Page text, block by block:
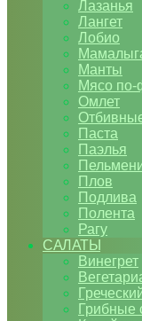
Лазанья
Лангет
Лобио
Манты
Мясо по-
Омлет
Паста
Паэлья
Плов
Подлива
Полента
Рагу
САЛАТЫ
Винегрет
Грибные